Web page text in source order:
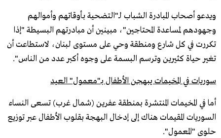
ويدعو أصحاب المبادرة الشباب لـ"التضحية بأوقاتهم وأموالهم
وجهودهم لمساعدة المحتاجين"، مبينين أن مبادرتهم البسيطة "إذا
تكررت في كل شارع ومنطقة وحي على مستوى لبنان، لاستطاعت أن
تغير حياة كثيرين وترسم البسمة على وجوه أكبر عدد من الناس".
سوريات في المخيمات يبهجن الأطفال بـ"معمول" العيد
أما في المخيمات المنتشرة بمنطقة عفرين (شمال غرب) تسعى النساء
السوريات المقيمات هناك إلى إدخال البهجة بقلوب الأطفال عبر توزيع
حلوى "المعمول".